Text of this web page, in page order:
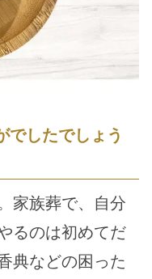
でしたでしょう
家族葬で、自分
るのは初めてだ
典などの困った